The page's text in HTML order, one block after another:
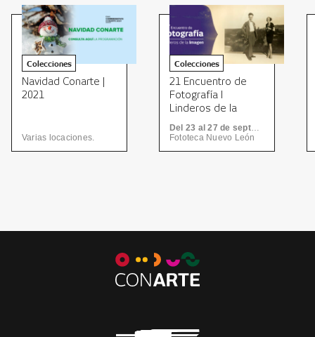
Colecciones
Navidad Conarte |
2021
Varias locaciones.
Colecciones
21 Encuentro de
Fotografía I
Linderos de la
Del 23 al 27 de septiembre
Fototeca Nuevo León